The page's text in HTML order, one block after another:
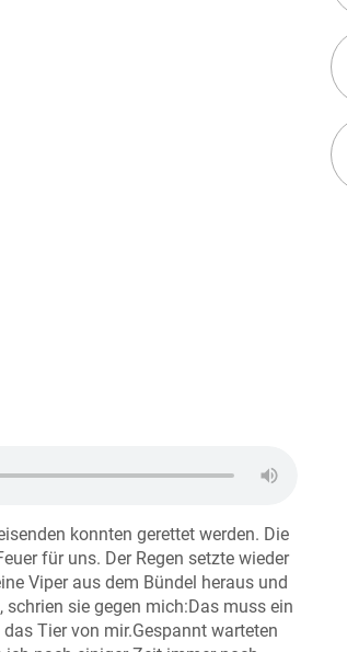
konnten gerettet werden. Die
für uns. Der Regen setzte wieder
Viper aus dem Bündel heraus und
sie gegen mich:Das muss ein
Tier von mir.Gespannt warteten